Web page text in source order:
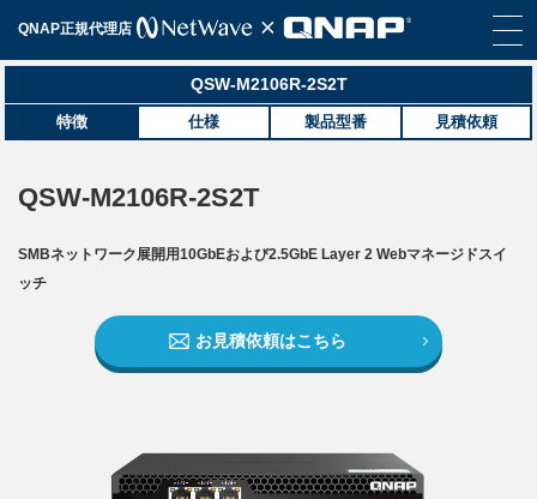
QNAP正規代理店
QSW-M2106R-2S2T
SMBネットワーク展開用10GbEおよび2.5GbE Layer 2 Webマネージドスイ
ッチ
お見積依頼はこちら
QSW-M2106R-2S2T
特徴 仕様 製品型番 見積依頼